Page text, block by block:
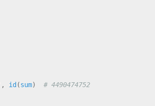
, id (sum) # 4490474752